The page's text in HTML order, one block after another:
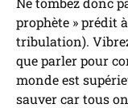
prophète » prédit
tribulation).
que parler pour
monde est
sauver car tous